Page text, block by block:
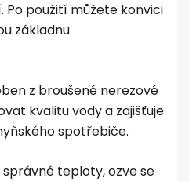
použití můžete konvici
základnu
z broušené nerezové
kvalitu vody a zajišťuje
spotřebiče.
teploty, ozve se